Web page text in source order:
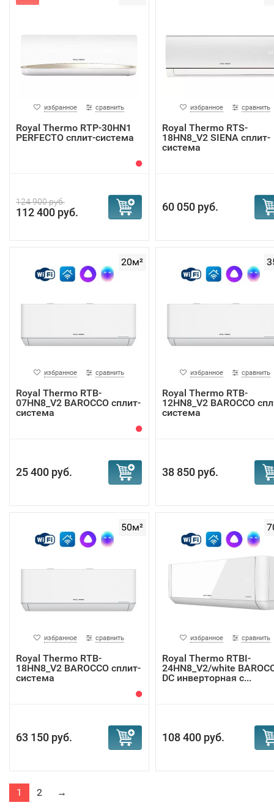
избранное сравнить
Royal Thermo RTP-30HN1
PERFECTO сплит-система
124 900 руб.
112 400 руб.
избранное сравнить
Royal Thermo RTS-
18HN8_V2 SIENA сплит-
система
60 050 руб.
20м²
избранное сравнить
Royal Thermo RTB-
07HN8_V2 BAROCCO сплит-
система
25 400 руб.
избранное сравнить
Royal Thermo RTB-
12HN8_V2 BAROCCO
система
38 850 руб.
50м²
избранное сравнить
Royal Thermo RTB-
18HN8_V2 BAROCCO сплит-
система
63 150 руб.
избранное сравнить
Royal Thermo RTBI-
24HN8_V2/white
DC инверторная с...
108 400 руб.
1 2 →